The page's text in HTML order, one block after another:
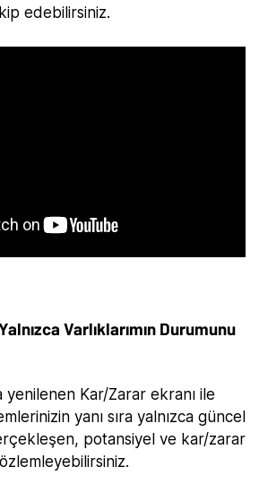
edebilirsiniz.
Varlıklarımın Durumunu
yenilenen Kar/Zarar ekranı ile
yanı sıra yalnızca güncel
potansiyel ve kar/zarar